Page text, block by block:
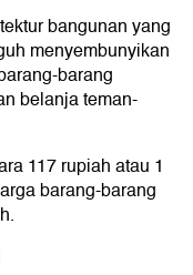
bangunan yang
menyembunyikan
barang
belanja teman-
117 rupiah atau 1
barang-barang